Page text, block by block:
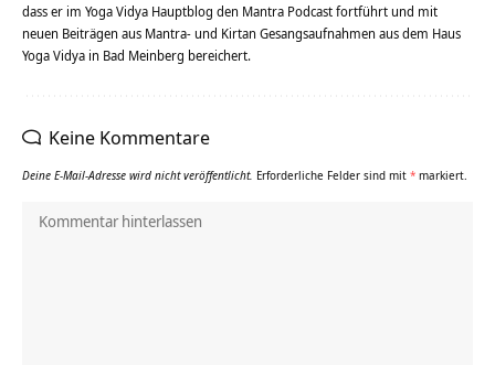
dass er im Yoga Vidya Hauptblog den Mantra Podcast fortführt und mit
neuen Beiträgen aus Mantra- und Kirtan Gesangsaufnahmen aus dem Haus
Yoga Vidya in Bad Meinberg bereichert.
Keine Kommentare
Deine E-Mail-Adresse wird nicht veröffentlicht. Erforderliche Felder sind mit * markiert.